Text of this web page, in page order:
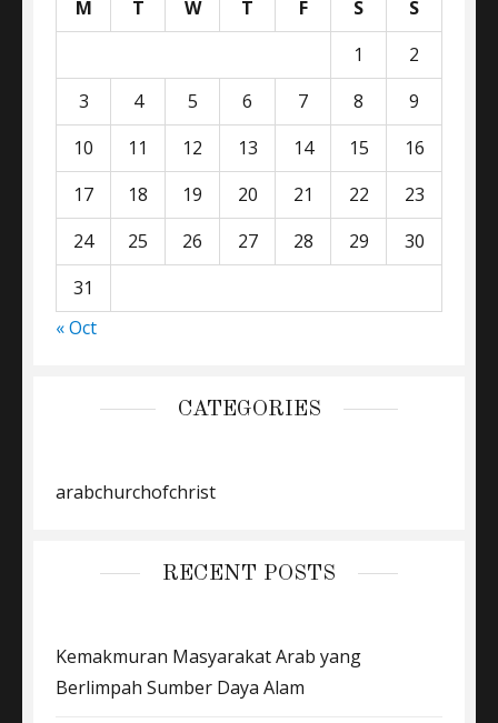
M T W T F S
S
1
2
3
4 5 6 7 8
9
10
11 12 13 14 15
16
17
18 19 20 21 22
23
24
25 26 27 28 29
30
31
« Oct
CATEGORIES
arabchurchofchrist
RECENT POSTS
Kemakmuran Masyarakat Arab yang
Berlimpah Sumber Daya Alam